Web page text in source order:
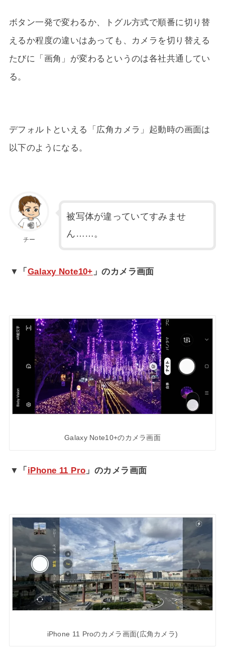
ボタン一発で変わるか、トグル方式で順番に切り替
えるか程度の違いはあっても、カメラを切り替える
たびに「画角」が変わるというのは各社共通してい
る。
デフォルトといえる「広角カメラ」起動時の画面は
以下のようになる。
チー
被写体が違っていてすみませ
ん……。
▼「 Galaxy Note10+ 」のカメラ画面
Galaxy Note10+のカメラ画面
▼「iPhone 11 Pro 」のカメラ画面
iPhone 11 Proのカメラ画面(広角カメラ)